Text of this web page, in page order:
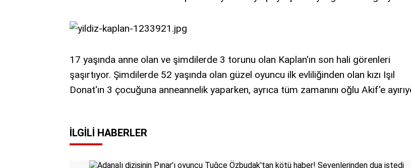
17 yaşında anne olan ve şimdilerde 3 torunu olan Kaplan'ın son hali görenleri
şaşırtıyor. Şimdilerde 52 yaşında olan güzel oyuncu ilk evliliğinden olan kızı Işıl
Donat'ın 3 çocuğuna anneannelik yaparken, ayrıca tüm zamanını oğlu Akif'e
İLGILI HABERLER